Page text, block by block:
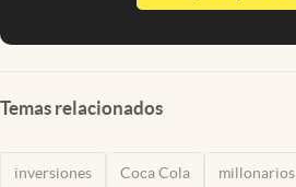
Temas relacionados
inversiones Coca Cola millonarios